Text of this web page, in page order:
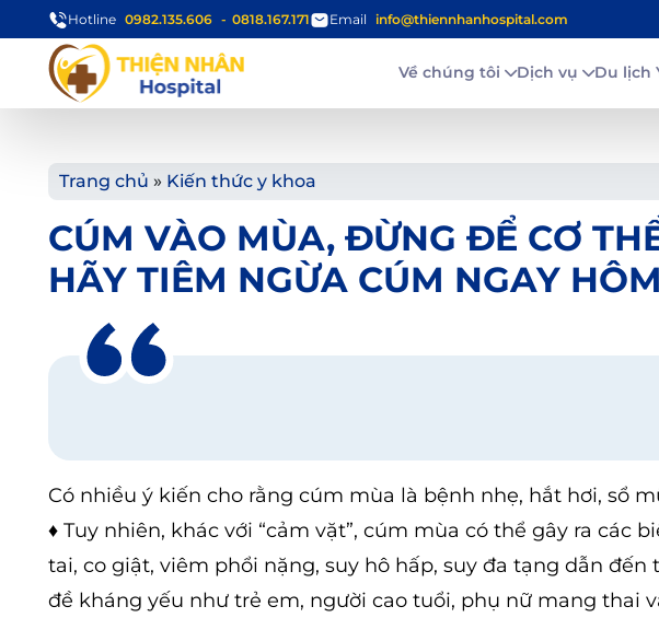
Hotline 0982.135.606 0818.167.171 Email info@thiennhanhospital.com
Về chúng tôi Dịch vụ Du lịch
Trang chủ » Kiến thức y khoa
CÚM VÀO MÙA, ĐỪNG ĐỂ CƠ
HÃY TIÊM NGỪA CÚM NGAY
Có nhiều ý kiến cho rằng cúm mùa là bệnh nhẹ, hắt hơi, sổ
♦ Tuy nhiên, khác với “cảm vặt”, cúm mùa có thể gây ra
tai, co giật, viêm phổi nặng, suy hô hấp, suy đa tạng dẫn
đề kháng yếu như trẻ em, người cao tuổi, phụ nữ mang thai